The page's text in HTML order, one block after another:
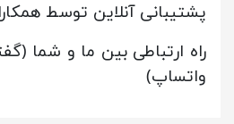
پشتیبانی آنلاین توسط
راه ارتباطی بین ما و شما
واتساپ)